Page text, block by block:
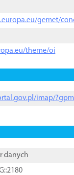
gemet/
theme/oi
imap/
danych